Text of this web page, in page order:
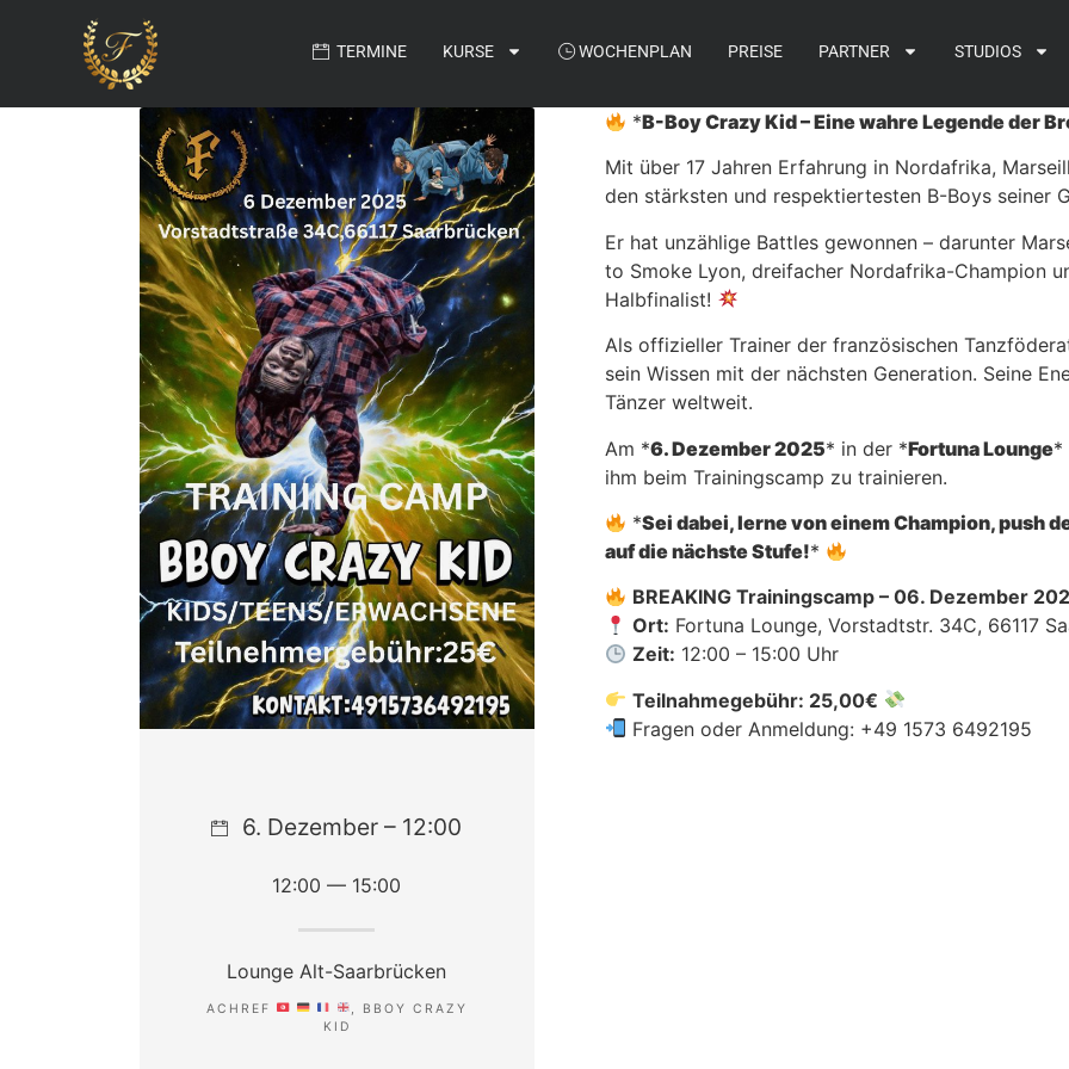
TERMINE KURSE WOCHENPLAN PREISE PARTNER STUDIOS
*B-Boy Crazy Kid – Eine wahre Legende der
Mit über 17 Jahren Erfahrung in Nordafrika,
den stärksten und respektiertesten B-Boys seiner
Er hat unzählige Battles gewonnen – darunter
to Smoke Lyon, dreifacher Nordafrika-Champion
Halbfinalist!
Als offizieller Trainer der französischen
sein Wissen mit der nächsten Generation. Seine
Tänzer weltweit.
Am *6. Dezember 2025* in der *Fortuna Lounge*
ihm beim Trainingscamp zu trainieren.
*Sei dabei, lerne von einem Champion, push
auf die nächste Stufe!*
BREAKING Trainingscamp – 06. Dezember
Ort: Fortuna Lounge, Vorstadtstr. 34C, 66117
Zeit: 12:00 – 15:00 Uhr
Teilnahmegebühr: 25,00€
Fragen oder Anmeldung: +49 1573 6492195
6. Dezember – 12:00
12:00 — 15:00
Lounge Alt-Saarbrücken
ACHREF
, BBOY CRAZY
KID